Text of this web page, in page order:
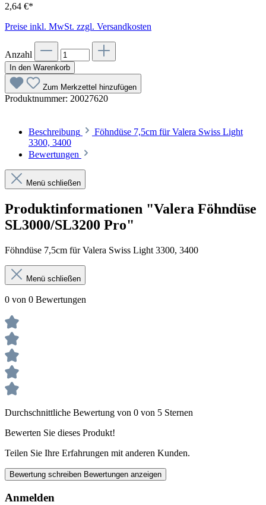
2,64 €*
Preise inkl. MwSt. zzgl. Versandkosten
Anzahl
In den Warenkorb
Zum Merkzettel hinzufügen
Produktnummer: 20027620
Beschreibung
Föhndüse 7,5cm für Valera Swiss Light
3300, 3400
Bewertungen
Menü schließen
Produktinformationen "Valera Föhndüse
SL3000/SL3200 Pro"
Föhndüse 7,5cm für Valera Swiss Light 3300, 3400
Menü schließen
0 von 0 Bewertungen
Durchschnittliche Bewertung von 0 von 5 Sternen
Bewerten Sie dieses Produkt!
Teilen Sie Ihre Erfahrungen mit anderen Kunden.
Bewertung schreiben Bewertungen anzeigen
Anmelden